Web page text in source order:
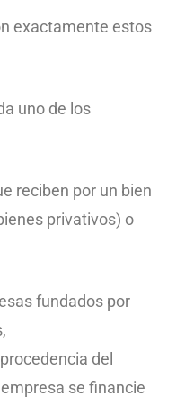
exactamente estos
uno de los
reciben por un bien
privativos) o
fundados por
del
se financie